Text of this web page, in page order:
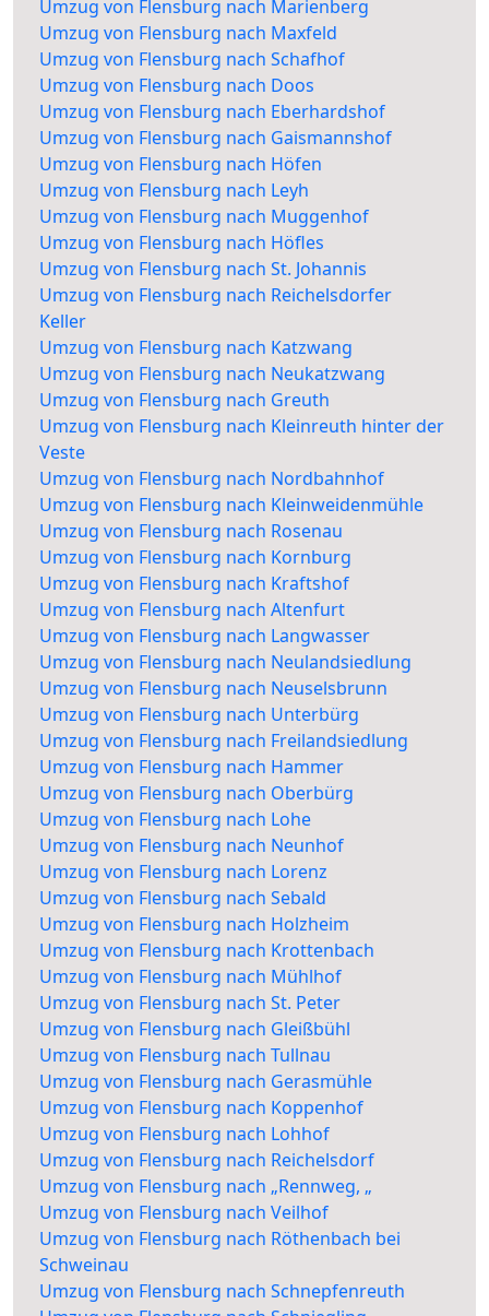
Umzug von Flensburg nach Marienberg
Umzug von Flensburg nach Maxfeld
Umzug von Flensburg nach Schafhof
Umzug von Flensburg nach Doos
Umzug von Flensburg nach Eberhardshof
Umzug von Flensburg nach Gaismannshof
Umzug von Flensburg nach Höfen
Umzug von Flensburg nach Leyh
Umzug von Flensburg nach Muggenhof
Umzug von Flensburg nach Höfles
Umzug von Flensburg nach St. Johannis
Umzug von Flensburg nach Reichelsdorfer
Keller
Umzug von Flensburg nach Katzwang
Umzug von Flensburg nach Neukatzwang
Umzug von Flensburg nach Greuth
Umzug von Flensburg nach Kleinreuth hinter der
Veste
Umzug von Flensburg nach Nordbahnhof
Umzug von Flensburg nach Kleinweidenmühle
Umzug von Flensburg nach Rosenau
Umzug von Flensburg nach Kornburg
Umzug von Flensburg nach Kraftshof
Umzug von Flensburg nach Altenfurt
Umzug von Flensburg nach Langwasser
Umzug von Flensburg nach Neulandsiedlung
Umzug von Flensburg nach Neuselsbrunn
Umzug von Flensburg nach Unterbürg
Umzug von Flensburg nach Freilandsiedlung
Umzug von Flensburg nach Hammer
Umzug von Flensburg nach Oberbürg
Umzug von Flensburg nach Lohe
Umzug von Flensburg nach Neunhof
Umzug von Flensburg nach Lorenz
Umzug von Flensburg nach Sebald
Umzug von Flensburg nach Holzheim
Umzug von Flensburg nach Krottenbach
Umzug von Flensburg nach Mühlhof
Umzug von Flensburg nach St. Peter
Umzug von Flensburg nach Gleißbühl
Umzug von Flensburg nach Tullnau
Umzug von Flensburg nach Gerasmühle
Umzug von Flensburg nach Koppenhof
Umzug von Flensburg nach Lohhof
Umzug von Flensburg nach Reichelsdorf
Umzug von Flensburg nach „Rennweg, „
Umzug von Flensburg nach Veilhof
Umzug von Flensburg nach Röthenbach bei
Schweinau
Umzug von Flensburg nach Schnepfenreuth